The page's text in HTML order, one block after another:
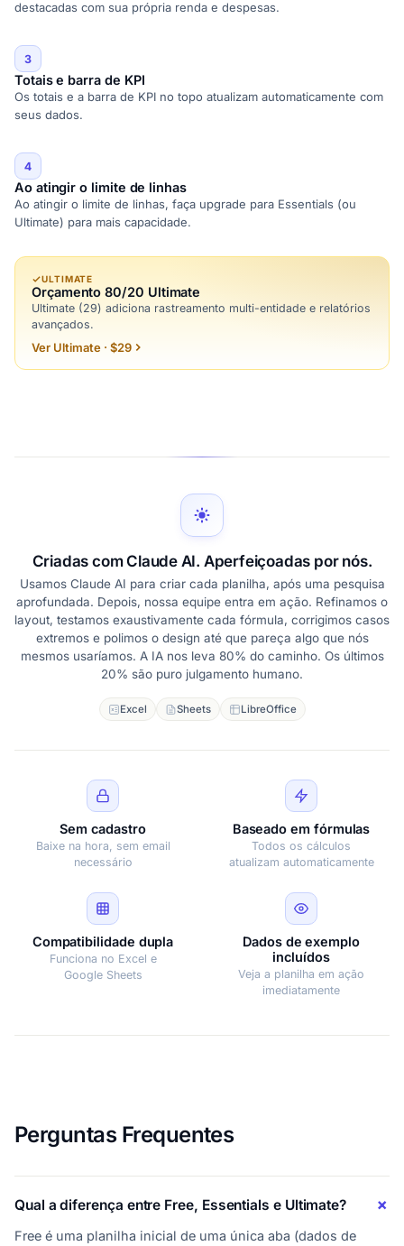
destacadas com sua própria renda e despesas.
3
Totais e barra de KPI
Os totais e a barra de KPI no topo atualizam automaticamente com
seus dados.
4
Ao atingir o limite de linhas
Ao atingir o limite de linhas, faça upgrade para Essentials (ou
Ultimate) para mais capacidade.
ULTIMATE
Orçamento 80/20 Ultimate
Ultimate (29) adiciona rastreamento multi-entidade e relatórios
avançados.
Ver Ultimate · $29
Criadas com Claude AI. Aperfeiçoadas por nós.
Usamos Claude AI para criar cada planilha, após uma pesquisa
aprofundada. Depois, nossa equipe entra em ação. Refinamos o
layout, testamos exaustivamente cada fórmula, corrigimos casos
extremos e polimos o design até que pareça algo que nós
mesmos usaríamos. A IA nos leva 80% do caminho. Os últimos
20% são puro julgamento humano.
Excel Sheets LibreOffice
Sem cadastro
Baixe na hora, sem email
necessário
Baseado em fórmulas
Todos os cálculos
atualizam automaticamente
Compatibilidade dupla
Funciona no Excel e
Google Sheets
Dados de exemplo
incluídos
Veja a planilha em ação
imediatamente
Perguntas Frequentes
Qual a diferença entre Free, Essentials e Ultimate?
Free é uma planilha inicial de uma única aba (dados de